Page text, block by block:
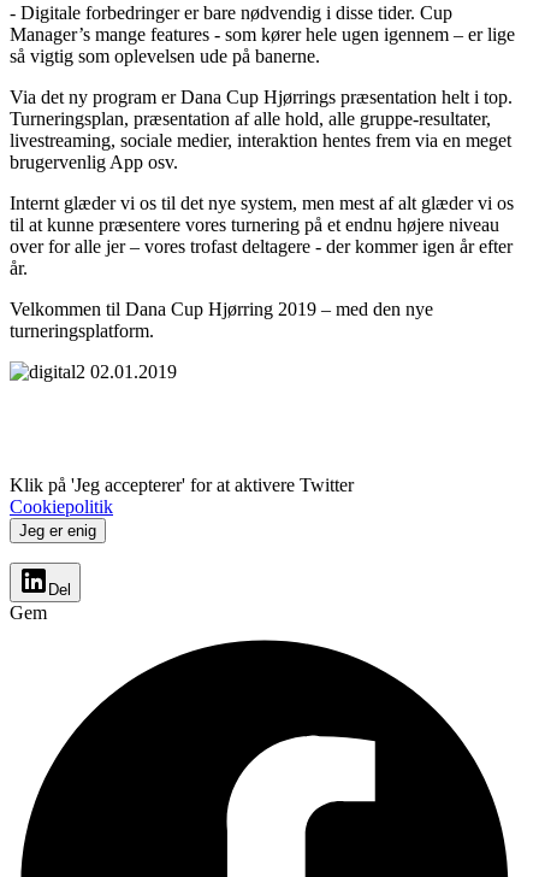
- Digitale forbedringer er bare nødvendig i disse tider. Cup
Manager’s mange features - som kører hele ugen igennem – er lige
så vigtig som oplevelsen ude på banerne.
Via det ny program er Dana Cup Hjørrings præsentation helt i top.
Turneringsplan, præsentation af alle hold, alle gruppe-resultater,
livestreaming, sociale medier, interaktion hentes frem via en meget
brugervenlig App osv.
Internt glæder vi os til det nye system, men mest af alt glæder vi os
til at kunne præsentere vores turnering på et endnu højere niveau
over for alle jer – vores trofast deltagere - der kommer igen år efter
år.
Velkommen til Dana Cup Hjørring 2019 – med den nye
turneringsplatform.
Klik på 'Jeg accepterer' for at aktivere Twitter
Cookiepolitik
Jeg er enig
Del
Gem